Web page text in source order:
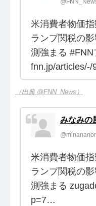
米消費者物価
ランプ関税の
測強まる
fnn.jp/
（出典 @FNN_News）
みなみの
米消費者物価
ランプ関税の
測強まる
p=7…